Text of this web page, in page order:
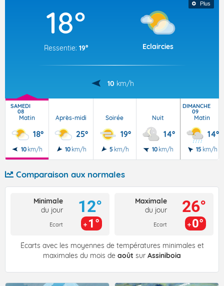
Plus
18°
Ressentie: 19° Eclaircies
10 km/h
SAMEDI
08
Matin
18°
10 km/h
Après-midi
25°
10 km/h
Soirée
19°
5 km/h
Nuit
14°
10 km/h
DIMANCHE
09
Matin
14°
15 km/h
Comparaison aux normales
Minimale
du jour
Ecart
12°
1°
Maximale
du jour
Ecart
26°
0°
Écarts avec les moyennes de températures minimales et
maximales du mois de août sur Assiniboia